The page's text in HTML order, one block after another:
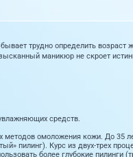
трудно определить возраст
маникюр не скроет
средств.
омоложения кожи. До 35
пилинг). Курс из двух-трех
более глубокие пилинги